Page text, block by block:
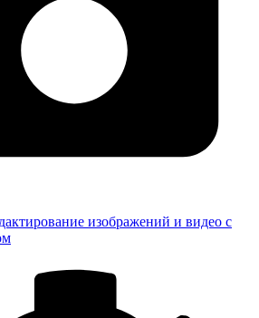
изображений и видео с